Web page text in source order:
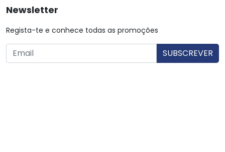
Newsletter
Regista-te e conhece todas as promoções